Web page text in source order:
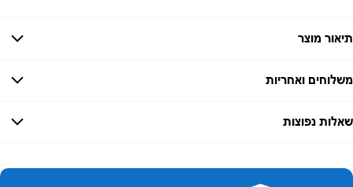
תיאור מוצר
משלוחים ואחריות
זמן אספקה: עד 7 ימי עסקים
שאלות נפוצות
האם ניתן לחלק תשלומים?